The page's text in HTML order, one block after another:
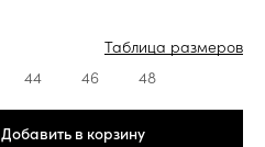
Таблица размеров
44 46 48
Добавить в корзину